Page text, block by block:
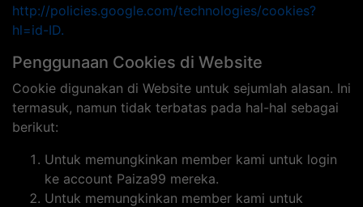
http://policies.google.com/technologies/cookies?
hl=id-ID.
Penggunaan Cookies di Website
Cookie digunakan di Website untuk sejumlah alasan. Ini
termasuk, namun tidak terbatas pada hal-hal sebagai
berikut:
Untuk memungkinkan member kami untuk login
ke account Paiza99 mereka.
Untuk memungkinkan member kami untuk